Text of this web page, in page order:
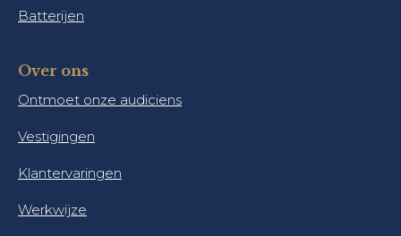
Batterijen
Over ons
Ontmoet onze audiciens
Vestigingen
Klantervaringen
Werkwijze